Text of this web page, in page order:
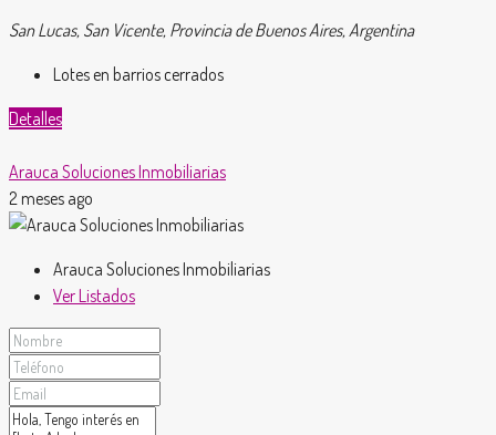
San Lucas, San Vicente, Provincia de Buenos Aires, Argentina
Lotes en barrios cerrados
Detalles
Arauca Soluciones Inmobiliarias
2 meses ago
Arauca Soluciones Inmobiliarias
Ver Listados